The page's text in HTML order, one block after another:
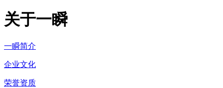
关于一瞬
一瞬简介
企业文化
荣誉资质